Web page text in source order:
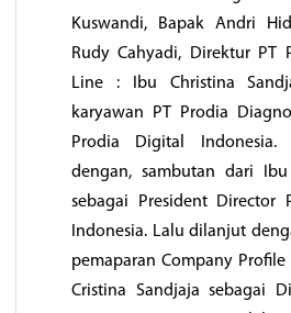
Kuswandi, Bapak Andri
Rudy Cahyadi, Direktur PT
Line : Ibu Christina
karyawan PT Prodia
Prodia Digital Indonesia.
dengan, sambutan dari
sebagai President Director
Indonesia. Lalu dilanjut
pemaparan Company Profile
Cristina Sandjaja sebagai